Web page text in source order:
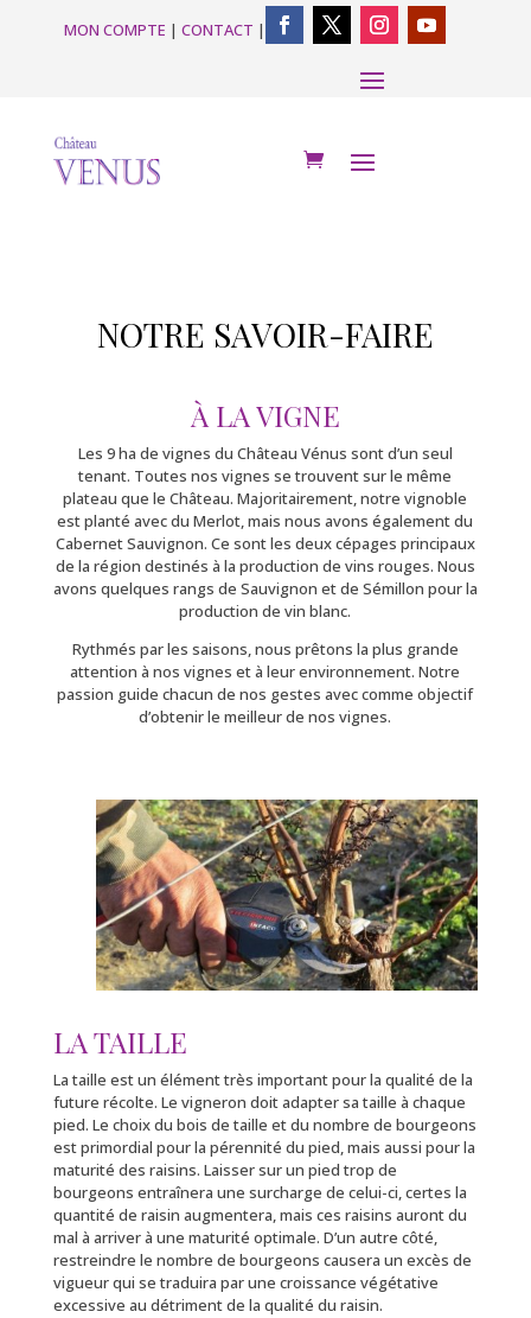
MON COMPTE | CONTACT |
NOTRE SAVOIR-FAIRE
À LA VIGNE
Les 9 ha de vignes du Château Vénus sont d’un seul
tenant. Toutes nos vignes se trouvent sur le même
plateau que le Château. Majoritairement, notre vignoble
est planté avec du Merlot, mais nous avons également du
Cabernet Sauvignon. Ce sont les deux cépages principaux
de la région destinés à la production de vins rouges. Nous
avons quelques rangs de Sauvignon et de Sémillon pour la
production de vin blanc.
Rythmés par les saisons, nous prêtons la plus grande
attention à nos vignes et à leur environnement. Notre
passion guide chacun de nos gestes avec comme objectif
d’obtenir le meilleur de nos vignes.
LA TAILLE
La taille est un élément très important pour la qualité de la
future récolte. Le vigneron doit adapter sa taille à chaque
pied. Le choix du bois de taille et du nombre de bourgeons
est primordial pour la pérennité du pied, mais aussi pour la
maturité des raisins. Laisser sur un pied trop de
bourgeons entraînera une surcharge de celui-ci, certes la
quantité de raisin augmentera, mais ces raisins auront du
mal à arriver à une maturité optimale. D’un autre côté,
restreindre le nombre de bourgeons causera un excès de
vigueur qui se traduira par une croissance végétative
excessive au détriment de la qualité du raisin.